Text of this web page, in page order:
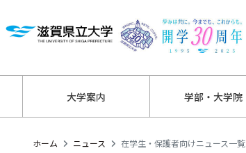
大学案内 学部・大学院
ホーム ニュース 在学生・保護者向けニュース一覧